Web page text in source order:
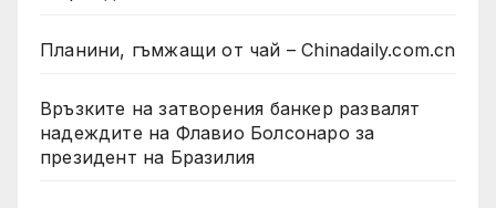
Планини, гъмжащи от чай – Chinadaily.com.cn
Връзките на затворения банкер развалят
надеждите на Флавио Болсонаро за
президент на Бразилия